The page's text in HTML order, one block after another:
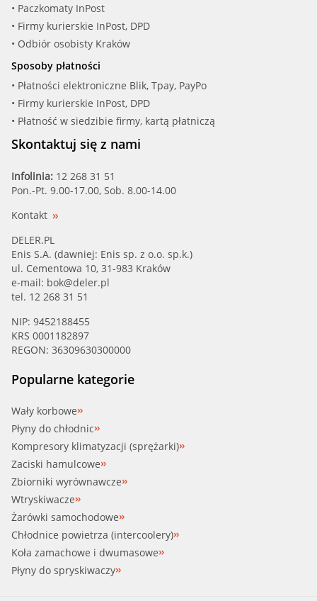
• Paczkomaty InPost
• Firmy kurierskie InPost, DPD
• Odbiór osobisty Kraków
Sposoby płatności
• Płatności elektroniczne Blik, Tpay, PayPo
• Firmy kurierskie InPost, DPD
• Płatność w siedzibie firmy, kartą płatniczą
Skontaktuj się z nami
Infolinia: 12 268 31 51
Pon.-Pt. 9.00-17.00, Sob. 8.00-14.00
Kontakt
DELER.PL
Enis S.A. (dawniej: Enis sp. z o.o. sp.k.)
ul. Cementowa 10, 31-983 Kraków
e-mail: bok@deler.pl
tel. 12 268 31 51
NIP: 9452188455
KRS 0001182897
REGON: 36309630300000
Popularne kategorie
Wały korbowe
Płyny do chłodnic
Kompresory klimatyzacji (sprężarki)
Zaciski hamulcowe
Zbiorniki wyrównawcze
Wtryskiwacze
Żarówki samochodowe
Chłodnice powietrza (intercoolery)
Koła zamachowe i dwumasowe
Płyny do spryskiwaczy